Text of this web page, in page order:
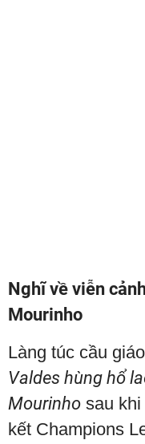
Nghĩ về viễn
Mourinho
Làng túc cầu
Valdes hùng hổ
Mourinho sau
kết Champions